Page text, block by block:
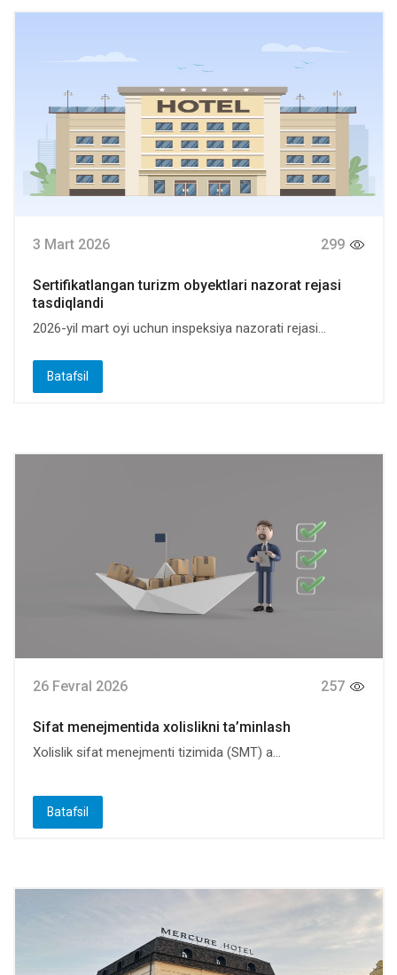
3 Mart 2026 299
Sertifikatlangan turizm obyektlari nazorat rejasi
tasdiqlandi
2026-yil mart oyi uchun inspeksiya nazorati rejasi...
Batafsil
26 Fevral 2026 257
Sifat menejmentida xolislikni ta’minlash
Xolislik sifat menejmenti tizimida (SMT) a...
Batafsil